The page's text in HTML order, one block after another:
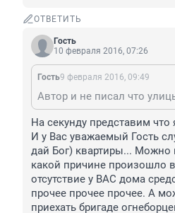
ОТВЕТИТЬ
Гость
10 февраля 2016, 07:26
Гость9 февраля 2016, 09:49
На секунду представим
И у Вас уважаемый Гость
дай Бог) квартиры... Можно
какой причине произошло
отсутствие у ВАС дома
прочее прочее прочее. А
приехать бригаде